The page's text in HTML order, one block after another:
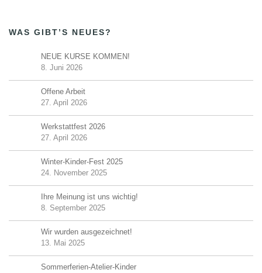
WAS GIBT’S NEUES?
NEUE KURSE KOMMEN!
8. Juni 2026
Offene Arbeit
27. April 2026
Werkstattfest 2026
27. April 2026
Winter-Kinder-Fest 2025
24. November 2025
Ihre Meinung ist uns wichtig!
8. September 2025
Wir wurden ausgezeichnet!
13. Mai 2025
Sommerferien-Atelier-Kinder